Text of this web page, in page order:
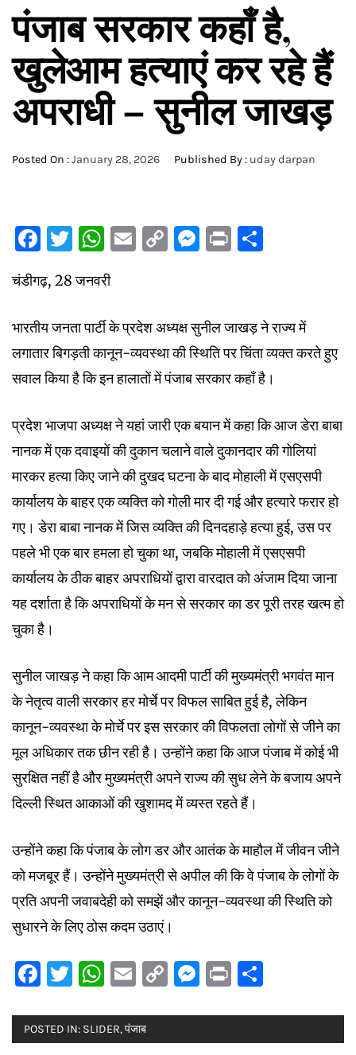
पंजाब सरकार कहाँ है,
खुलेआम हत्याएं कर रहे हैं
अपराधी – सुनील जाखड़
Posted On :January 28, 2026 Published By : uday darpan
Facebook
Twitter
WhatsApp
Email
CopyMessenger
Print
चंडीगढ़, 28 जनवरी
भारतीय जनता पार्टी के प्रदेश अध्यक्ष सुनील जाखड़ ने राज्य में
लगातार बिगड़ती कानून-व्यवस्था की स्थिति पर चिंता व्यक्त करते हुए
सवाल किया है कि इन हालातों में पंजाब सरकार कहाँ है।
प्रदेश भाजपा अध्यक्ष ने यहां जारी एक बयान में कहा कि आज डेरा बाबा
नानक में एक दवाइयों की दुकान चलाने वाले दुकानदार की गोलियां
मारकर हत्या किए जाने की दुखद घटना के बाद मोहाली में एसएसपी
कार्यालय के बाहर एक व्यक्ति को गोली मार दी गई और हत्यारे फरार हो
गए। डेरा बाबा नानक में जिस व्यक्ति की दिनदहाड़े हत्या हुई, उस पर
पहले भी एक बार हमला हो चुका था, जबकि मोहाली में एसएसपी
कार्यालय के ठीक बाहर अपराधियों द्वारा वारदात को अंजाम दिया जाना
यह दर्शाता है कि अपराधियों के मन से सरकार का डर पूरी तरह खत्म हो
चुका है।
सुनील जाखड़ ने कहा कि आम आदमी पार्टी की मुख्यमंत्री भगवंत मान
के नेतृत्व वाली सरकार हर मोर्चे पर विफल साबित हुई है, लेकिन
कानून-व्यवस्था के मोर्चे पर इस सरकार की विफलता लोगों से जीने का
मूल अधिकार तक छीन रही है। उन्होंने कहा कि आज पंजाब में कोई भी
सुरक्षित नहीं है और मुख्यमंत्री अपने राज्य की सुध लेने के बजाय अपने
दिल्ली स्थित आकाओं की खुशामद में व्यस्त रहते हैं।
उन्होंने कहा कि पंजाब के लोग डर और आतंक के माहौल में जीवन जीने
को मजबूर हैं। उन्होंने मुख्यमंत्री से अपील की कि वे पंजाब के लोगों के
प्रति अपनी जवाबदेही को समझें और कानून-व्यवस्था की स्थिति को
सुधारने के लिए ठोस कदम उठाएं।
Facebook
Twitter
WhatsApp
Email
CopyMessenger
Print
POSTED IN: SLIDER,पंजाब